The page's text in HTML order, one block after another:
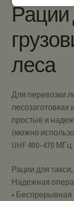
Рации
леса
Для перевозки
лесозаготовках
простые и
(можно
UHF 400-470 МГц.
Рации для
Надежная
• Беспрерывная